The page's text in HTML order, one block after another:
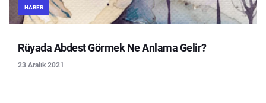
HABER
Rüyada Abdest Görmek Ne Anlama Gelir?
23 Aralık 2021